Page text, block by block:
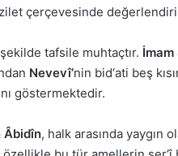
çerçevesinde
tafsile muhtaçtır. İmam
Nevevî’nin bid‘ati beş
göstermektedir.
Âbidîn, halk arasında yaygın